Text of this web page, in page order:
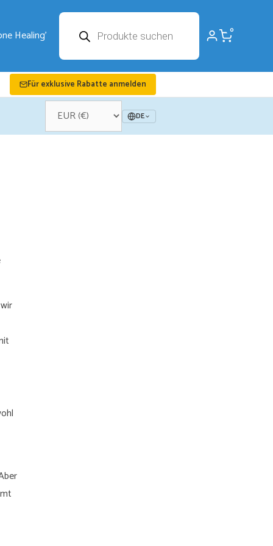
search 0
Für exklusive Rabatte anmelden
DE